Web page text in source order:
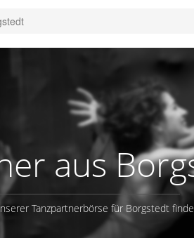
aus
Tanzpartnerbörse für Borgstedt